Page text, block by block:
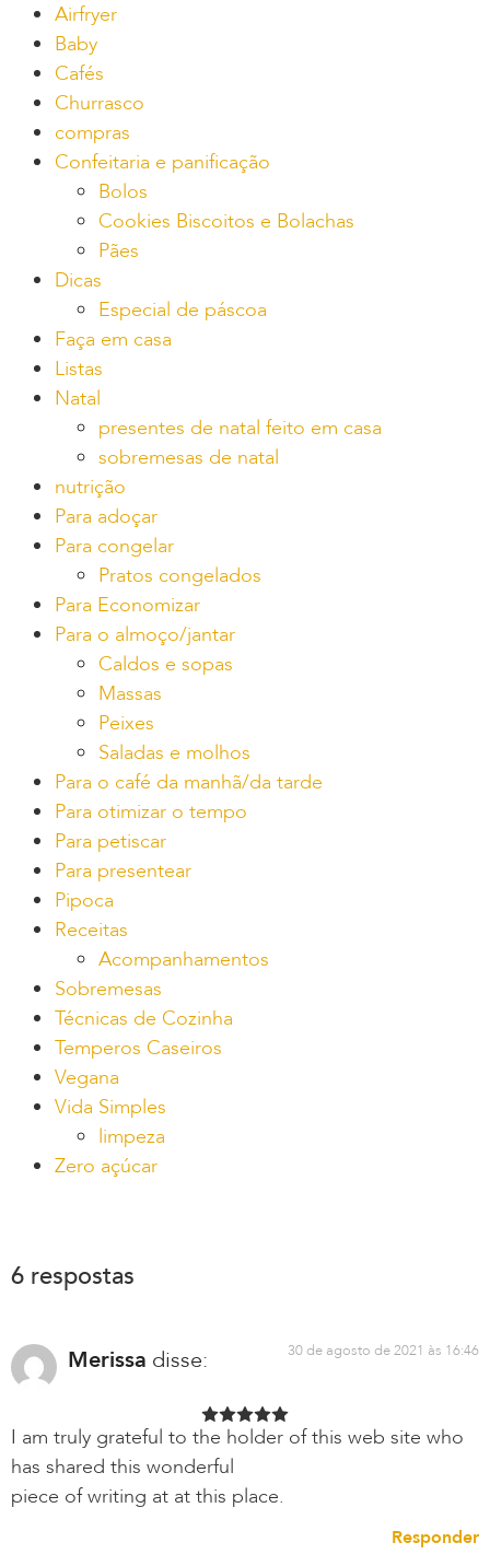
Airfryer
Baby
Cafés
Churrasco
compras
Confeitaria e panificação
Bolos
Cookies Biscoitos e Bolachas
Pães
Dicas
Especial de páscoa
Faça em casa
Listas
Natal
presentes de natal feito em casa
sobremesas de natal
nutrição
Para adoçar
Para congelar
Pratos congelados
Para Economizar
Para o almoço/jantar
Caldos e sopas
Massas
Peixes
Saladas e molhos
Para o café da manhã/da tarde
Para otimizar o tempo
Para petiscar
Para presentear
Pipoca
Receitas
Acompanhamentos
Sobremesas
Técnicas de Cozinha
Temperos Caseiros
Vegana
Vida Simples
limpeza
Zero açúcar
6 respostas
Merissa disse: 30 de agosto de 2021 às 16:46
I am truly grateful to the holder of this web site who
has shared this wonderful
piece of writing at at this place.
Responder